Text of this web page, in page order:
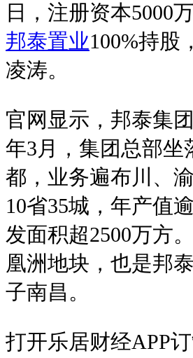
日，注册资本5000
邦泰置业100%持股
凌涛。
官网显示，邦泰集
年3月，集团总部坐
都，业务遍布川、
10省35城，年产值
发面积超2500万方
凰洲地块，也是邦
子南昌。
打开乐居财经APP